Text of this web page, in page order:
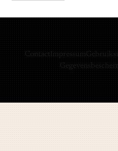
ContactImpressum